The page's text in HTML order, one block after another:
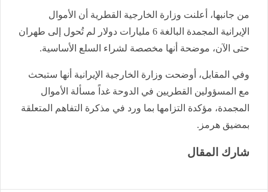
من جانبها، أعلنت وزارة الخارجية القطرية أن الأموال
الإيرانية المجمدة البالغة 6 مليارات دولار لم تُحول إلى طهران
حتى الآن، موضحة أنها مخصصة لشراء السلع الأساسية.
وفي المقابل، أوضحت وزارة الخارجية الإيرانية أنها ستبحث
مع المسؤولين القطريين في الدوحة غداً مسألة الأموال
المجمدة، مؤكدة التزامها بما ورد في مذكرة التفاهم المتعلقة
بمضيق هرمز.
شارك المقال